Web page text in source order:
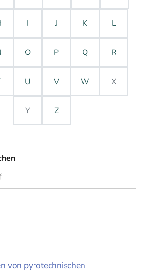
I J K L
O P Q R
U V W X
Y Z
von pyrotechnischen